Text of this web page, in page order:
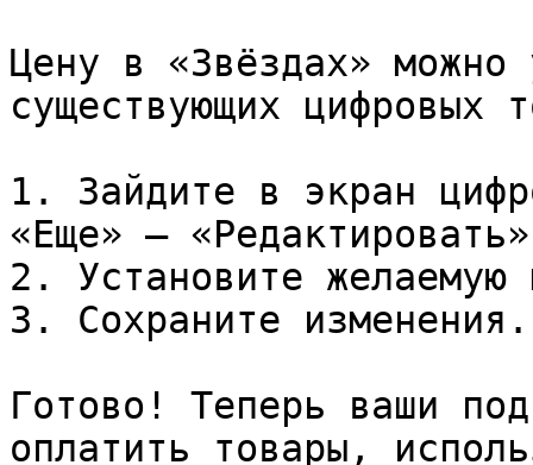
Цену в «Звёздах»
существующих
1. Зайдите в экран
«Еще» –
2. Установите
3. Сохраните изменения.
Готово! Теперь ваши
оплатить товары,